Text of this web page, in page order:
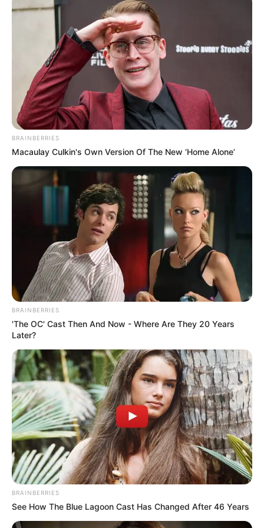
(foto: instagram/helga_model)
Biodata & Profil
Nama Lengkap:Olga Korobitsyna
Nama Panggung: Helga Lovekaty
Nama Panggilan: –
Tempat, Tanggal Lahir: Khabarovsk, Rusia, 7 April 1992
Kewarganegaraan: Rusia
Agama: –
Profesi: Model, Aktris, Selebgram
Hobi: Bepergian
Facebook: –
BRAINBERRIES
Macaulay Culkin's Own Version Of The New ‘Home Alone’
BRAINBERRIES
'The OC' Cast Then And Now - Where Are They 20 Years
Later?
BRAINBERRIES
See How The Blue Lagoon Cast Has Changed After 46 Years